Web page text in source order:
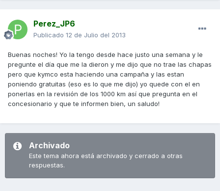
Perez_JP6
Publicado 12 de Julio del 2013
Buenas noches! Yo la tengo desde hace justo una semana y le
pregunte el día que me la dieron y me dijo que no trae las chapas
pero que kymco esta haciendo una campaña y las estan
poniendo gratuitas (eso es lo que me dijo) yo quede con el en
ponerlas en la revisión de los 1000 km así que pregunta en el
concesionario y que te informen bien, un saludo!
Archivado
Este tema ahora está archivado y cerrado a otras
respuestas.